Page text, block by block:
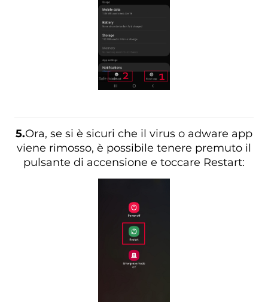
5.Ora, se si è sicuri che il virus o adware app
viene rimosso, è possibile tenere premuto il
pulsante di accensione e toccare Restart: